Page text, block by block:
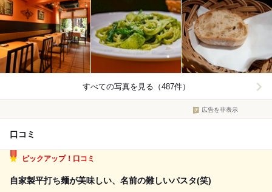
すべての写真を見る（487件）
広告を非表示
口コミ
ピックアップ！口コミ
自家製平打ち麺が美味しい、名前の難しいパスタ(笑)